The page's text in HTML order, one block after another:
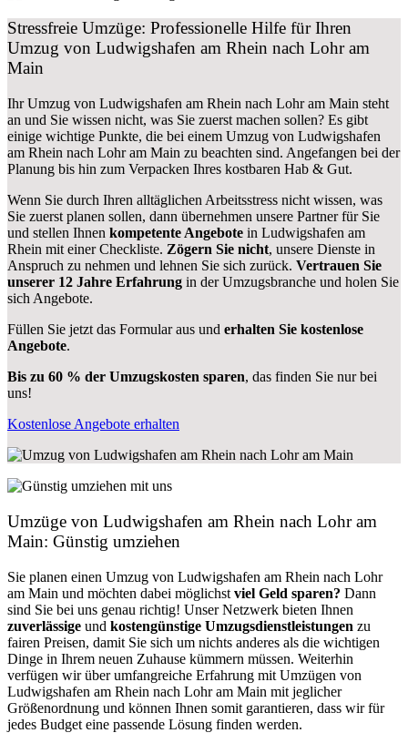
Stressfreie Umzüge: Professionelle Hilfe für Ihren
Umzug von Ludwigshafen am Rhein nach Lohr am
Main
Ihr Umzug von Ludwigshafen am Rhein nach Lohr am Main steht
an und Sie wissen nicht, was Sie zuerst machen sollen? Es gibt
einige wichtige Punkte, die bei einem Umzug von Ludwigshafen
am Rhein nach Lohr am Main zu beachten sind. Angefangen bei der
Planung bis hin zum Verpacken Ihres kostbaren Hab & Gut.
Wenn Sie durch Ihren alltäglichen Arbeitsstress nicht wissen, was
Sie zuerst planen sollen, dann übernehmen unsere Partner für Sie
und stellen Ihnen kompetente Angebote in Ludwigshafen am
Rhein mit einer Checkliste. Zögern Sie nicht, unsere Dienste in
Anspruch zu nehmen und lehnen Sie sich zurück. Vertrauen Sie
unserer 12 Jahre Erfahrung in der Umzugsbranche und holen Sie
sich Angebote.
Füllen Sie jetzt das Formular aus und erhalten Sie kostenlose
Angebote.
Bis zu 60 % der Umzugskosten sparen, das finden Sie nur bei
uns!
Kostenlose Angebote erhalten
Umzüge von Ludwigshafen am Rhein nach Lohr am
Main: Günstig umziehen
Sie planen einen Umzug von Ludwigshafen am Rhein nach Lohr
am Main und möchten dabei möglichst viel Geld sparen? Dann
sind Sie bei uns genau richtig! Unser Netzwerk bieten Ihnen
zuverlässige und kostengünstige Umzugsdienstleistungen zu
fairen Preisen, damit Sie sich um nichts anderes als die wichtigen
Dinge in Ihrem neuen Zuhause kümmern müssen. Weiterhin
verfügen wir über umfangreiche Erfahrung mit Umzügen von
Ludwigshafen am Rhein nach Lohr am Main mit jeglicher
Größenordnung und können Ihnen somit garantieren, dass wir für
jedes Budget eine passende Lösung finden werden.